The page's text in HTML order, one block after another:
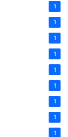
1
1
1
1
1
1
1
1
1